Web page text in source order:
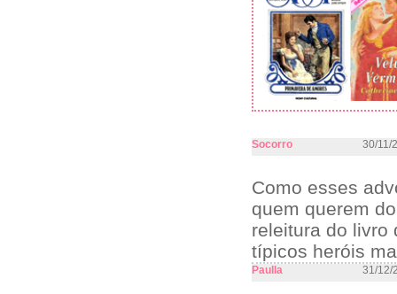
Socorro 30/11/
Como esses
quem querem
releitura do livro
típicos heróis
Paulla 31/12/